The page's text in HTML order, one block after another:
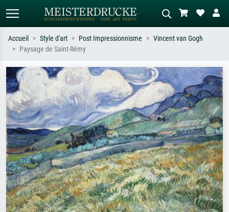
Recherchez par artiste, titre ou style –
ex. Monet, Nuit étoilée,
impressionnisme, vague de Hokusai,
nu.
Décrivez la scène – ex. prairie verte,
abstrait avec beaucoup de rouge,
tableau sombre, nu debout près d'un
arbre.
Accueil Style d'art Post Impressionnisme
Vincent van Gogh
Paysage de Saint-Rémy